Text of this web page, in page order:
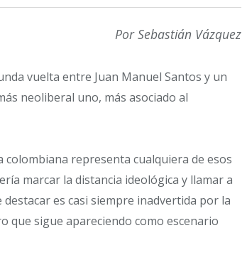
Por Sebastián Vázquez
vuelta entre Juan Manuel Santos y un
neoliberal uno, más asociado al
representa cualquiera de esos
marcar la distancia ideológica y llamar a
es casi siempre inadvertida por la
que sigue apareciendo como escenario